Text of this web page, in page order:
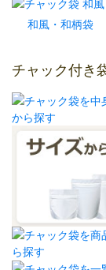
和風・和柄袋
チャック付き